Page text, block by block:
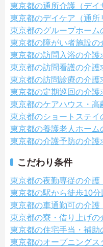
東京都の通所介護（デイ
東京都のデイケア（通所
東京都のグループホーム
東京都の障がい者施設の
東京都の訪問入浴の介護
東京都の訪問看護の介護
東京都の訪問診療の介護
東京都の定期巡回の介護
東京都のケアハウス・高
東京都のショートステイ
東京都の養護老人ホーム
東京都の介護予防の介護
こだわり条件
東京都の夜勤専従の介護
東京都の駅から徒歩10
東京都の車通勤可の介護
東京都の寮・借り上げの
東京都の住宅手当・補助
東京都のオープニングス